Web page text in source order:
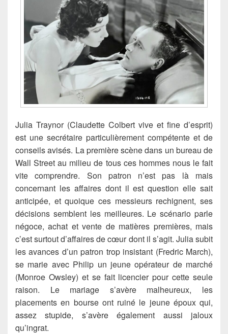
Julia Traynor (Claudette Colbert vive et fine d’esprit)
est une secrétaire particulièrement compétente et de
conseils avisés. La première scène dans un bureau de
Wall Street au milieu de tous ces hommes nous le fait
vite comprendre. Son patron n’est pas là mais
concernant les affaires dont il est question elle sait
anticipée, et quoique ces messieurs rechignent, ses
décisions semblent les meilleures. Le scénario parle
négoce, achat et vente de matières premières, mais
c’est surtout d’affaires de cœur dont il s’agit. Julia subit
les avances d’un patron trop insistant (Fredric March),
se marie avec Philip un jeune opérateur de marché
(Monroe Owsley) et se fait licencier pour cette seule
raison. Le mariage s’avère malheureux, les
placements en bourse ont ruiné le jeune époux qui,
assez stupide, s’avère également aussi jaloux
qu’ingrat.